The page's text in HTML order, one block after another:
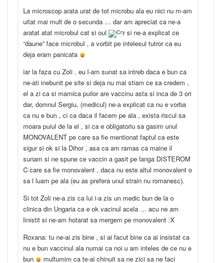
La microscop arata urat de tot microbu ala eu nici nu m-am
uitat mai mult de o secunda … dar am apreciat ca ne-a
aratat atat microbul cat si oul
si ne-a explicat ce
“daune” face microbul , a vorbit pe intelesul tutror ca eu
deja eram panicata
iar la faza cu Zoli . eu l-am sunat sa intreb daca e bun ca
ne-ati inebunit pe site si deja nu mai stiam ce sa credem ,
el a zi ca si mamica puilor are vaccinu asta si inca de 3 ori
dar, domnul Sergiu, (medicul) ne-a explicat ca nu e vorba
ca nu e bun , ci ca daca il facem pe ala , exista riscul sa
moara puiul de la el , si ca e obligatoriu sa gasim unul
MONOVALENT pe care sa fie mentionat faptul ca este
sigur si ok si la Dihor , asa ca am ramas ca maine il
sunam si ne spune ce vaccin a gasit pe langa DISTEROM
C care sa fie monovalent , daca nu este altul monovalent o
sa l luam pe ala (eu as prefera unul strain nu romanesc).
Si tot Zoli ne-a zis ca lui i-a zis un medic bun de la o
clinica din Ungaria ca e ok vacinul acela … acu ne am
linistit si ne-am hotarat sa mergem pe monovalent :X
Roxana: tu ne-ai zis bine , si ai facut bine ca ai insistat ca
nu e bun vaccinul ala numai ca noi u am inteles de ce nu e
bun
multumim ca te-ai chinuit sa ne zici sa ne faci